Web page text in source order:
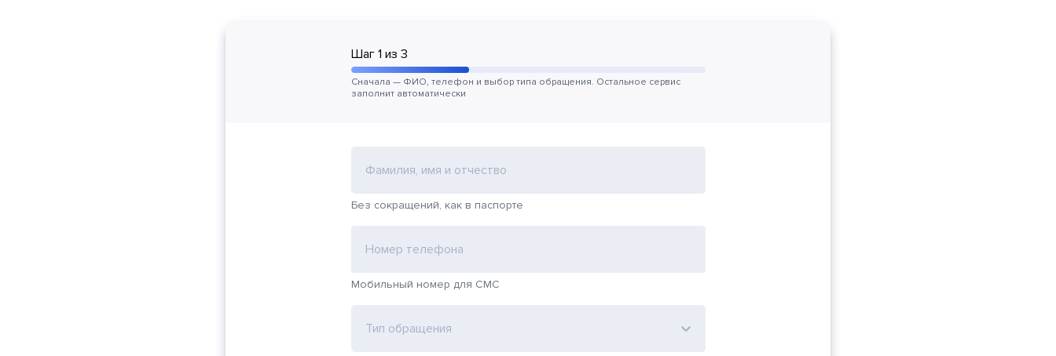
Шаг 1 из 3
Сначала — ФИО, телефон и выбор типа обращения. Остальное сервис
заполнит автоматически
Фамилия, имя и отчество
Без сокращений, как в паспорте
Номер телефона
Мобильный номер для СМС
Тип обращения